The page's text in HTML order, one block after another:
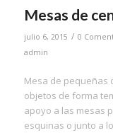
Mesas de
julio 6, 2015 / 0
admin
Mesa de pequeñas
objetos de forma
apoyo a las mesas
esquinas o junto a